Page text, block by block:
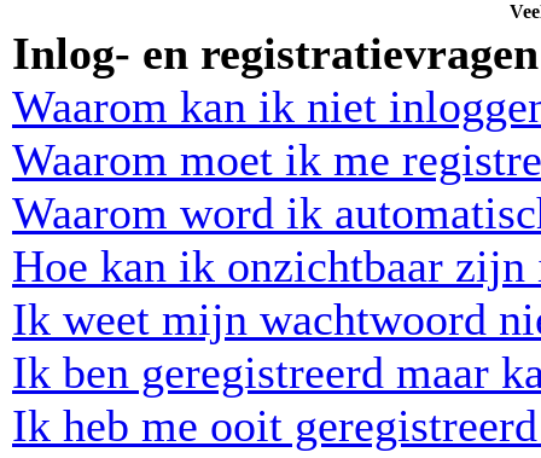
Inlog- en registratievragen
Waarom kan ik niet
Waarom moet ik me
Waarom word ik
Hoe kan ik onzichtbaar
Ik weet mijn wachtwoord
Ik ben geregistreerd maar
Ik heb me ooit